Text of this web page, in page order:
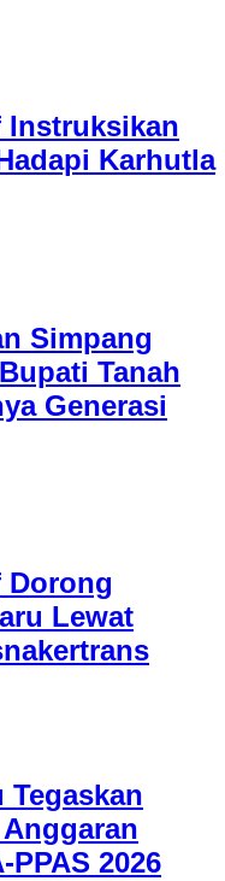
Karhutla
Simpang
Tanah
Generasi
Lewat
Tegaskan
2026